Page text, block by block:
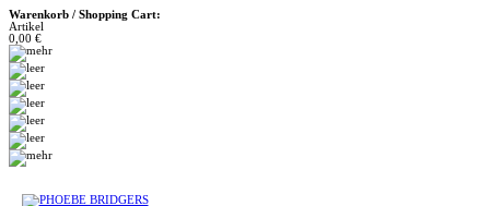
Warenkorb / Shopping Cart:
Artikel
0,00 €